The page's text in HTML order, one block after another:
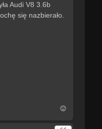
Audi V8 3.6b
się nazbierało.
g